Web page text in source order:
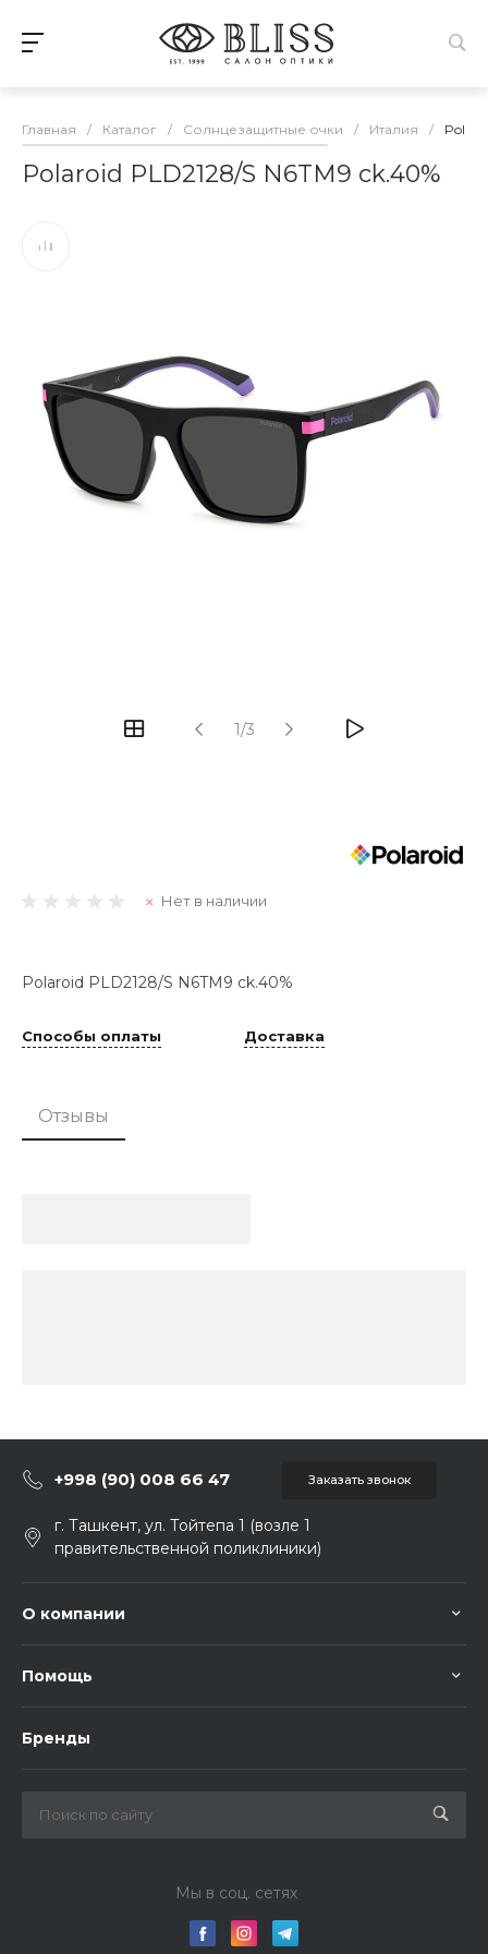
Главная / Каталог / Солнцезащитные очки / Италия /
Polaroid PLD2128/S N6TM9 ck.40%
1/3
Нет в наличии
Polaroid PLD2128/S N6TM9 ck.40%
Способы оплаты Доставка
Отзывы
+998 (90) 008 66 47 Заказать звонок
г. Ташкент, ул. Тойтепа 1 (возле 1
правительственной поликлиники)
О компании
Помощь
Бренды
Мы в соц. сетях